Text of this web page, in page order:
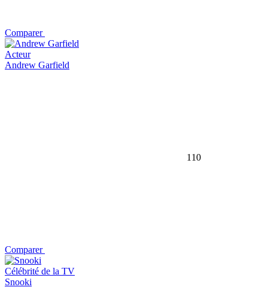
Comparer
Acteur
Andrew Garfield
110
Comparer
Célébrité de la TV
Snooki